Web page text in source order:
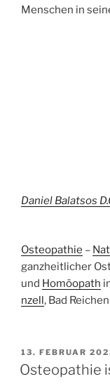
Menschen in
Daniel Balatsos
Osteopathie –
ganzheitlicher
und Homöopath
nzell, Bad
AM
13. FEBRUAR
Osteopathie